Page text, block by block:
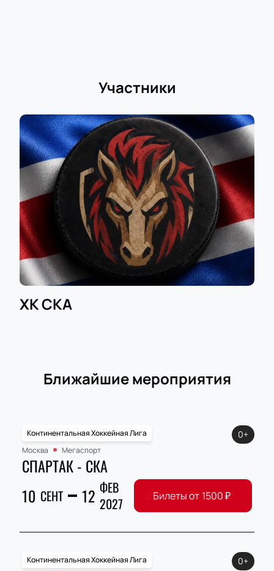
Участники
ХК СКА
Ближайшие мероприятия
Континентальная Хоккейная Лига
Москва
Мегаспорт
СПАРТАК - СКА
10 СЕНТ 12 ФЕВ
2027
0+
Билеты от 1500₽
Континентальная Хоккейная Лига
0+